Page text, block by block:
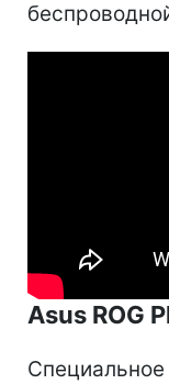
Asus ROG
Специальное